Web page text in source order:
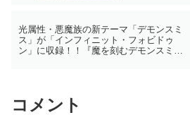
光属性・悪魔族の新テーマ「デモンスミ
ス」が「インフィニット・フォビドゥ
ン」に収録！！『魔を刻むデモンスミ
コメント